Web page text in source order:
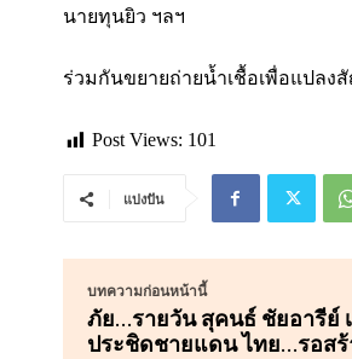
นายทุนยิว ฯลฯ
ร่วมกันขยายถ่ายน้ำเชื้อเพื่อแปลง
Post Views: 101
แบ่งปัน
บทความก่อนหน้านี้
ภัย…รายวัน สุคนธ์ ชัยอารีย์
ประชิดชายแดน ไทย…รอสร้